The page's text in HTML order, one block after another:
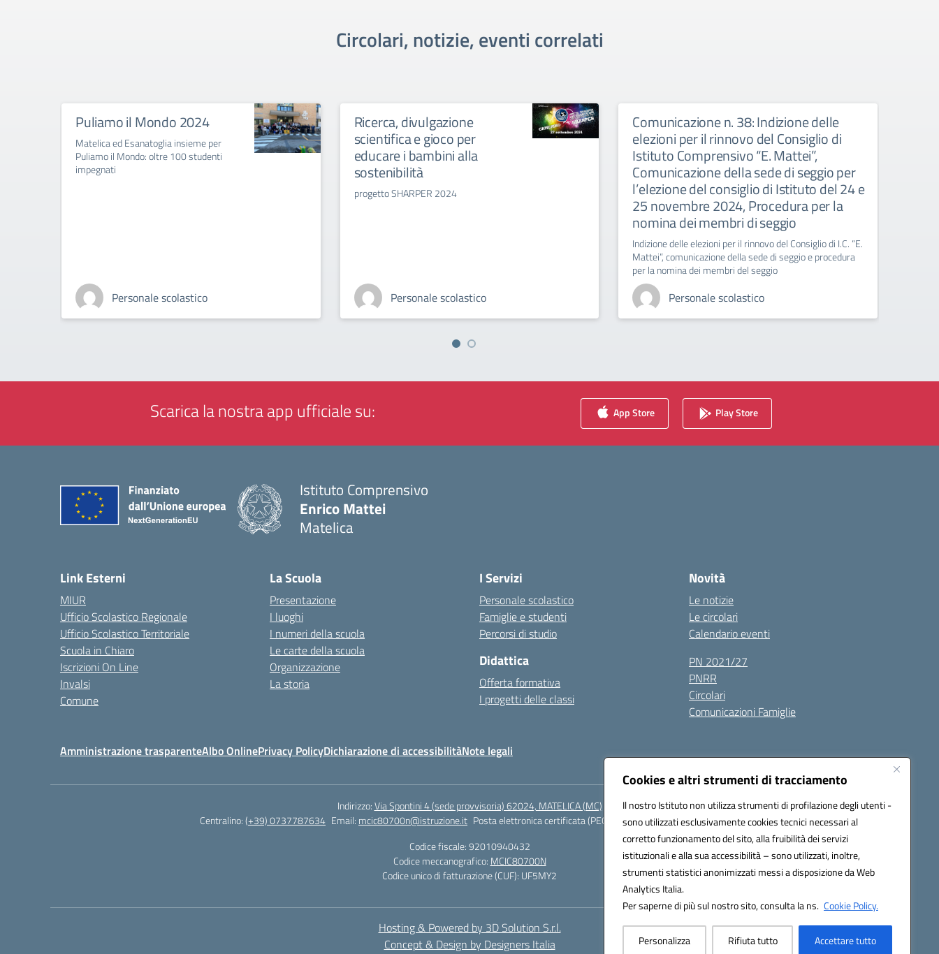
Cookies e altri strumenti di tracciamento
Il nostro Istituto non utilizza strumenti di profilazione degli utenti -
sono utilizzati esclusivamente cookies tecnici necessari al
corretto funzionamento del sito, alla fruibilità dei servizi
istituzionali e alla sua accessibilità – sono utilizzati, inoltre,
strumenti statistici anonimizzati messi a disposizione da Web
Analytics Italia.
Per saperne di più sul nostro sito, consulta la ns. Cookie Policy.
Personalizza Rifiuta tutto Accettare tutto
Circolari, notizie, eventi correlati
Puliamo il Mondo 2024
Matelica ed Esanatoglia insieme per
Puliamo il Mondo: oltre 100 studenti
impegnati
Personale scolastico
Ricerca, divulgazione
scientifica e gioco per
educare i bambini alla
sostenibilità
progetto SHARPER 2024
Personale scolastico
Comunicazione n. 38: Indizione delle
elezioni per il rinnovo del Consiglio di
Istituto Comprensivo “E. Mattei”,
Comunicazione della sede di seggio per
l’elezione del consiglio di Istituto del 24 e
25 novembre 2024, Procedura per la
nomina dei membri di seggio
Indizione delle elezioni per il rinnovo del Consiglio di I.C. “E.
Mattei”, comunicazione della sede di seggio e procedura
per la nomina dei membri del seggio
Personale scolastico
Scarica la nostra app ufficiale su: App Store Play Store
Istituto Comprensivo
Enrico Mattei
Matelica
Link Esterni
MIUR
Ufficio Scolastico Regionale
Ufficio Scolastico Territoriale
Scuola in Chiaro
Iscrizioni On Line
Invalsi
Comune
La Scuola
Presentazione
I luoghi
I numeri della scuola
Le carte della scuola
Organizzazione
La storia
I Servizi
Personale scolastico
Famiglie e studenti
Percorsi di studio
Didattica
Offerta formativa
I progetti delle classi
Novità
Le notizie
Le circolari
Calendario eventi
PN 2021/27
PNRR
Circolari
Comunicazioni Famiglie
Amministrazione trasparenteAlbo OnlinePrivacy PolicyDichiarazione di accessibilitàNote legali
Indirizzo:Via Spontini 4 (sede provvisoria) 62024, MATELICA (MC)
Centralino:(+39) 0737787634 Email: mcic80700n@istruzione.it Posta elettronica certificata (PEC):
mcic80700n@pec.istruzione.it
Codice fiscale: 92010940432
Codice meccanografico: MCIC80700N
Codice unico di fatturazione (CUF): UF5MY2
Hosting & Powered by 3D Solution S.r.l.
Concept & Design by Designers Italia